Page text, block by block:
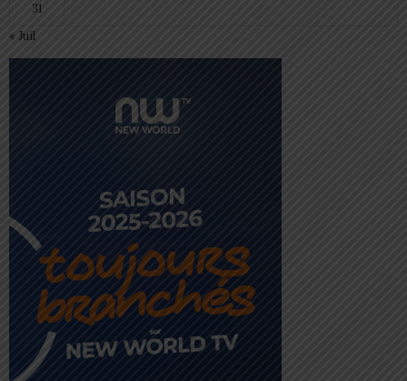
31
« Juil